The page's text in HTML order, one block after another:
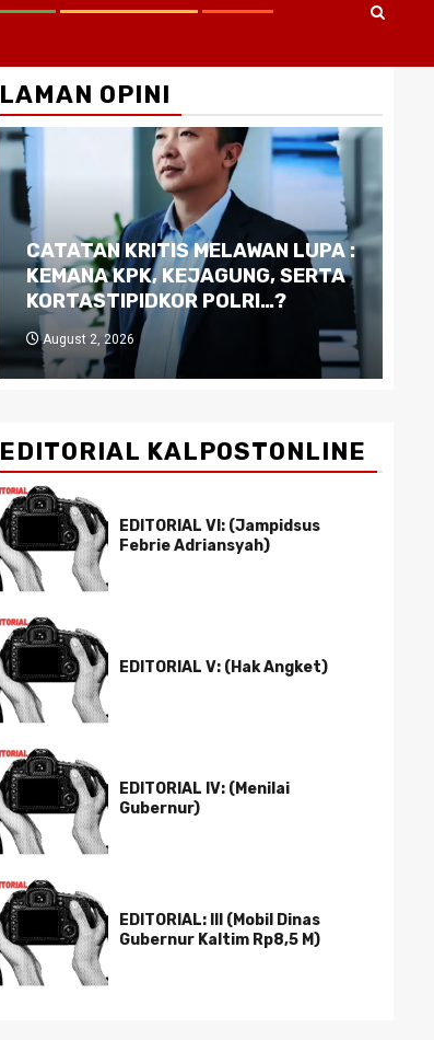
LAMAN OPINI
CATATAN KRITIS MELAWAN LUPA :
KEMANA KPK, KEJAGUNG, SERTA
KORTASTIPIDKOR POLRI…?
August 2, 2026
EDITORIAL KALPOSTONLINE
EDITORIAL VI: (Jampidsus
Febrie Adriansyah)
EDITORIAL V: (Hak Angket)
EDITORIAL IV: (Menilai
Gubernur)
EDITORIAL: III (Mobil Dinas
Gubernur Kaltim Rp8,5 M)